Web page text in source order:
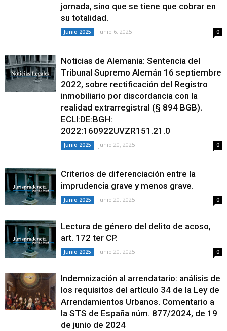
jornada, sino que se tiene que cobrar en
su totalidad.
Junio 2025 junio 6, 2025 0
Noticias de Alemania: Sentencia del
Tribunal Supremo Alemán 16 septiembre
2022, sobre rectificación del Registro
inmobiliario por discordancia con la
realidad extrarregistral (§ 894 BGB).
ECLI:DE:BGH:
2022:160922UVZR151.21.0
Junio 2025 junio 20, 2025 0
Criterios de diferenciación entre la
imprudencia grave y menos grave.
Junio 2025 junio 20, 2025 0
Lectura de género del delito de acoso,
art. 172 ter CP.
Junio 2025 junio 20, 2025 0
Indemnización al arrendatario: análisis de
los requisitos del artículo 34 de la Ley de
Arrendamientos Urbanos. Comentario a
la STS de España núm. 877/2024, de 19
de junio de 2024